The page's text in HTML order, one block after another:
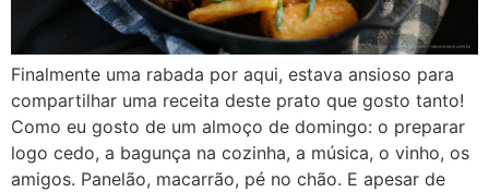
Finalmente uma rabada por aqui, estava ansioso para
compartilhar uma receita deste prato que gosto tanto!
Como eu gosto de um almoço de domingo: o preparar
logo cedo, a bagunça na cozinha, a música, o vinho, os
amigos. Panelão, macarrão, pé no chão. E apesar de